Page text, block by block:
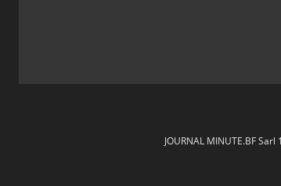
JOURNAL MINUTE.BF